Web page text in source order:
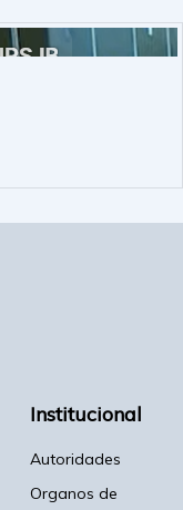
Institucional
Autoridades
Organos de